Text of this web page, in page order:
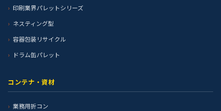
印刷業界パレットシリーズ
ネスティング型
容器包装リサイクル
ドラム缶パレット
コンテナ・資材
業務用折コン